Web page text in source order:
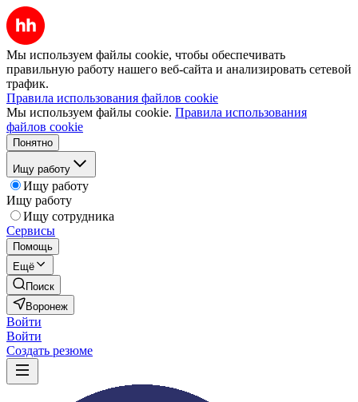
Мы используем файлы cookie, чтобы обеспечивать
правильную работу нашего веб-сайта и анализировать сетевой
трафик.
Правила использования файлов cookie
Мы используем файлы cookie. Правила использования
файлов cookie
Понятно
Ищу работу
Ищу работу
Ищу работу
Ищу сотрудника
Сервисы
Помощь
Ещё
Поиск
Воронеж
Войти
Войти
Создать резюме